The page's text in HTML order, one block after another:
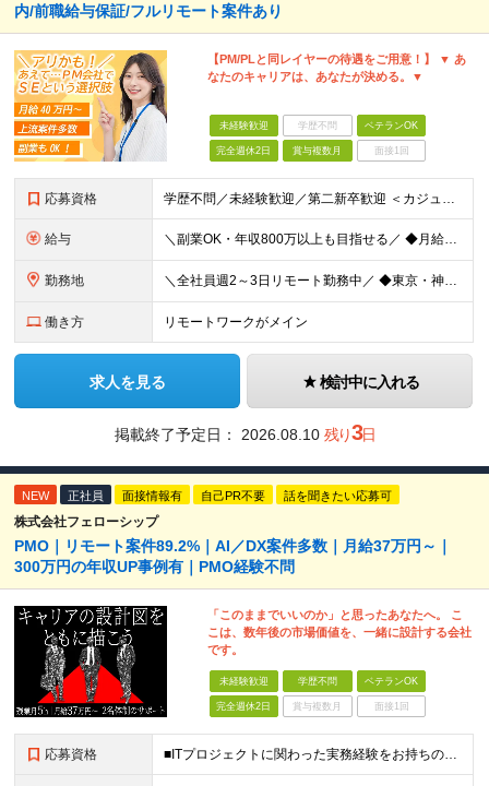
内/前職給与保証/フルリモート案件あり
【PM/PLと同レイヤーの待遇をご用意！】 ▼ あ
なたのキャリアは、あなたが決める。▼
未経験歓迎 学歴不問 ベテランOK
完全週休2日 賞与複数月 面接1回
応募資格 学歴不問／未経験歓迎／第二新卒歓迎 ＜カジュアル面談実施中！＞ 事前準備は一切不要。 画面オフのカジュアル面談も歓迎です。 「今の現場、ちょっとレガシーで先が見えなくて…」 「市場価値を上げたいん
給与 ＼副業OK・年収800万以上も目指せる／ ◆月給40万円～70万円＋賞与年2回 ※経験・年齢・能力を考慮の上、当社規定により優遇いたします ※試用期間1ヶ月あり、待遇等に差異なし ※残業代別途全額支給
勤務地 ＼全社員週2～3日リモート勤務中／ ◆東京・神奈川・埼玉・千葉などの各プロジェクト先 ※希望勤務地を考慮します。 ※お客様先の9割は、東京23区内です。 ※転居を伴う転勤はありません。 ※客先常駐の場
働き方 リモートワークがメイン
求人を見る 検討中に入れる
掲載終了予定日： 2026.08.10 残り3日
NEW 正社員 面接情報有 自己PR不要 話を聞きたい応募可
株式会社フェローシップ
PMO｜リモート案件89.2%｜AI／DX案件多数｜月給37万円～｜
300万円の年収UP事例有｜PMO経験不問
「このままでいいのか」と思ったあなたへ。 こ
こは、数年後の市場価値を、一緒に設計する会社
です。
未経験歓迎 学歴不問 ベテランOK
完全週休2日 賞与複数月 面接1回
応募資格 ■ITプロジェクトに関わった実務経験をお持ちの方（年数・職種不問） ■学歴不問 開発、Webディレクター、進行管理など、これまでの経験を活かせます。 PMOとしての実務経験は問いません。 ＼こんな